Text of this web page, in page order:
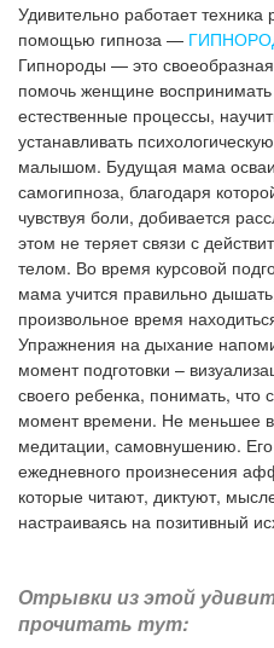
Удивительно работает
помощью гипноза —
Гипнороды — это
помочь женщине
естественные процессы,
устанавливать
малышом. Будущая мама
самогипноза, благодаря
чувствуя боли, добивается
этом не теряет связи с
телом. Во время курсовой
мама учится правильно
произвольное время
Упражнения на дыхание
момент подготовки –
своего ребенка, понимать, что
момент времени. Не меньшее
медитации, самовнушению.
ежедневного произнесения
которые читают, диктуют,
настраиваясь на позитивный
Отрывки из этой
прочитать тут: